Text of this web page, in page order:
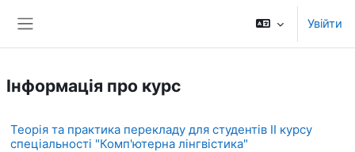
Увійти
Інформація про курс
Теорія та практика перекладу для студентів ІІ курсу
спеціальності "Комп'ютерна лінгвістика"